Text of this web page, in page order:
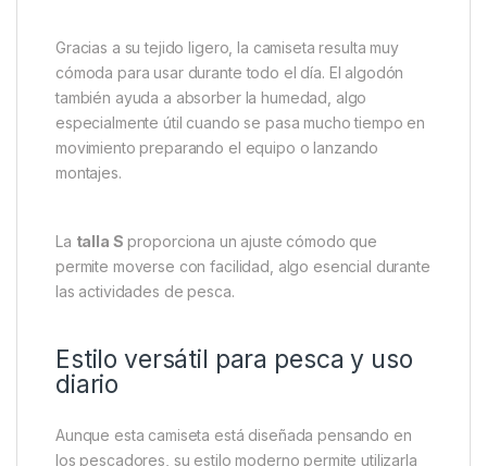
Material cómodo y transpirable
La camisetaFox Khaki Indicator T está fabricada
con100 % algodón de alta calidad , un material que
ofrece una gran suavidad al contacto con la piel.
incluso durante largas jornadas al aire libre.
también ayuda a absorber la humedad, algo
especialmente útil cuando se pasa mucho tiempo en
montajes.